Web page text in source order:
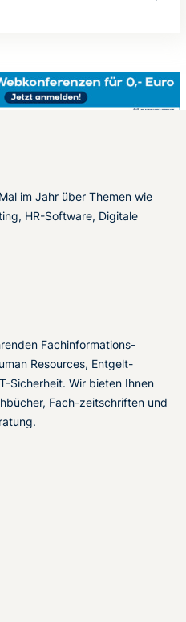
im Jahr über Themen wie
HR-Software, Digitale
Fachinformations-
Resources, Entgelt-
Sicherheit. Wir bieten Ihnen
Fach-zeitschriften und